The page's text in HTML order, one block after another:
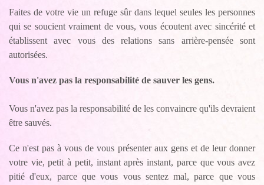
Faites de votre vie un refuge sûr dans lequel seules les personnes
qui se soucient vraiment de vous, vous écoutent avec sincérité et
établissent avec vous des relations sans arrière-pensée sont
autorisées.
Vous n'avez pas la responsabilité de sauver les gens.
Vous n'avez pas la responsabilité de les convaincre qu'ils devraient
être sauvés.
Ce n'est pas à vous de vous présenter aux gens et de leur donner
votre vie, petit à petit, instant après instant, parce que vous avez
pitié d'eux, parce que vous vous sentez mal, parce que vous